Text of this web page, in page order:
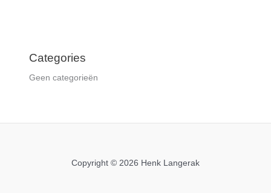
Categories
Geen categorieën
Copyright © 2026 Henk Langerak